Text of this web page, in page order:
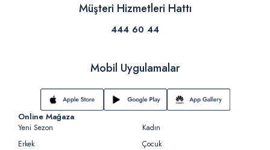
Müşteri Hizmetleri Hattı
444 60 44
Mobil Uygulamalar
Online Mağaza
Yeni Sezon
Kadın
Erkek
Çocuk